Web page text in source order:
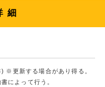
細
※更新する場合があり得る。
によって行う。